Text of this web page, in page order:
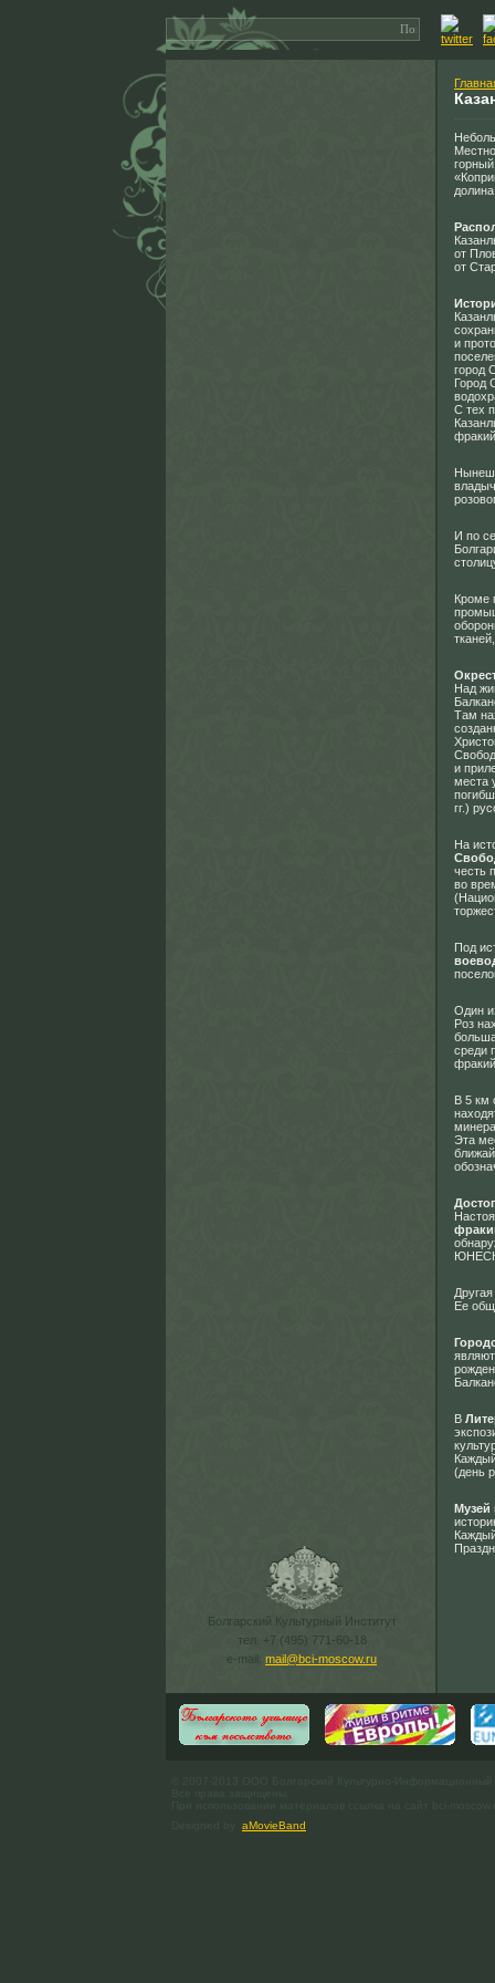
Болгарский Культурный Институт
тел. +7 (495) 771-60-18
e-mail: mail@bci-moscow.ru
от
от
и
город
Город
С тех
И по
Кроме
Над
Там
и
места
гг.)
На
честь
во
Под
Один
Роз
среди
В 5 км
Эта
Ее
В
(день
Музей
aMovieBand